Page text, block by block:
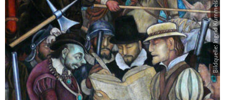
Bildquelle: Ingrid Kummels